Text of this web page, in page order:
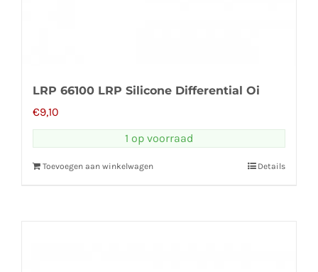
LRP 66100 LRP Silicone Differential Oi
€9,10
1 op voorraad
Toevoegen aan winkelwagen Details